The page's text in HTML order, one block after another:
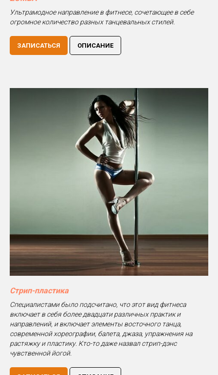
Ультрамодное направление в фитнесе, сочетающее в себе
огромное количество разных танцевальных стилей.
ЗАПИСАТЬСЯ ОПИСАНИЕ
Стрип-пластика
Специалистами было подсчитано, что этот вид фитнеса
включает в себя более двадцати различных практик и
направлений, и включает элементы восточного танца,
современной хореографии, балета, джаза, упражнения на
растяжку и пластику. Кто-то даже назвал стрип-дэнс
чувственной йогой.